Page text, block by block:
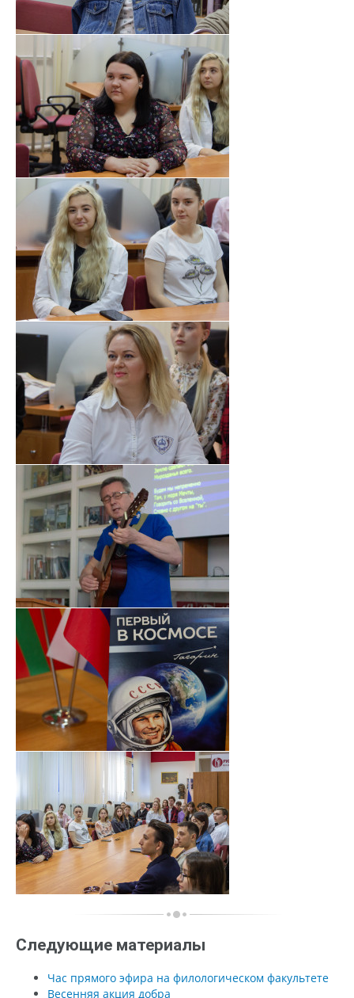
Следующие материалы
Час прямого эфира на филологическом факультете
Весенняя акция добра